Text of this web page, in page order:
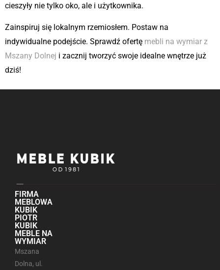
cieszyły nie tylko oko, ale i użytkownika.
Zainspiruj się lokalnym rzemiosłem. Postaw na
indywidualne podejście. Sprawdź ofertę mebli na wymiar z
Mszany Dolnej i zacznij tworzyć swoje idealne wnętrze już
dziś!
FIRMA
MEBLOWA
KUBIK
PIOTR
KUBIK
MEBLE NA
WYMIAR
Mszana
Dolna, ul.